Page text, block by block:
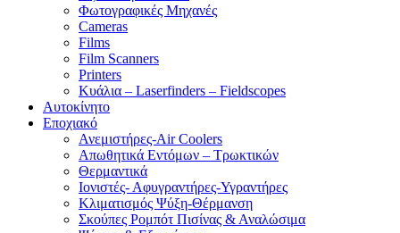
Φωτογραφικές Μηχανές
Cameras
Films
Film Scanners
Printers
Κυάλια – Laserfinders – Fieldscopes
Αυτοκίνητο
Εποχιακό
Ανεμιστήρες-Air Coolers
Απωθητικά Εντόμων – Τρωκτικών
Θερμαντικά
Ιονιστές- Αφυγραντήρες-Υγραντήρες
Κλιματισμός Ψύξη-Θέρμανση
Σκούπες Ρομπότ Πισίνας & Αναλώσιμα